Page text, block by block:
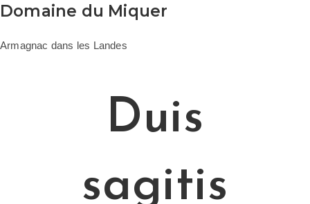
Domaine du Miquer
Armagnac dans les Landes
Duis
sagitis